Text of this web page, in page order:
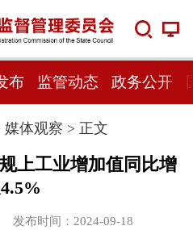
布 监管动态 政务公开
媒体观察 > 正文
上工业增加值同比增
布时间：2024-09-18